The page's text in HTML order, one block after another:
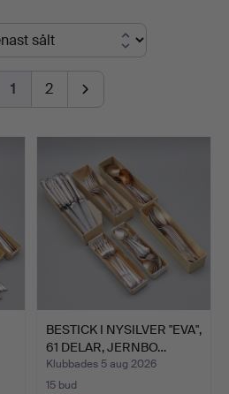
1 2
BESTICK I NYSILVER "EVA",
61 DELAR, JERNBO…
Klubbades 5 aug 2026
15 bud